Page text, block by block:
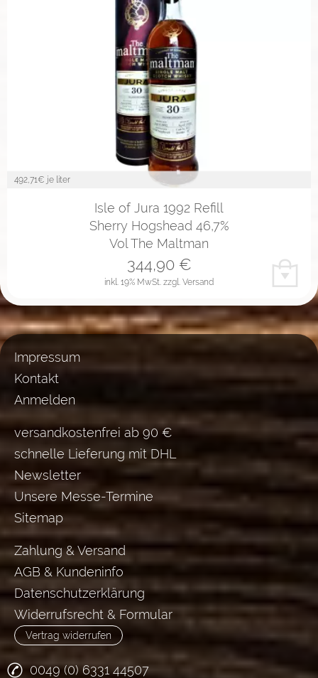
492,71€ je liter
Isle of Jura 1992 Refill
Sherry Hogshead 46,7%
Vol The Maltman
inkl. 19% MwSt. zzgl. Versand
344,90€
Impressum
Kontakt
Anmelden
versandkostenfrei ab 90 €
schnelle Lieferung mit DHL
Newsletter
Unsere Messe-Termine
Sitemap
Zahlung & Versand
AGB & Kundeninfo
Datenschutzerklärung
Widerrufsrecht & Formular
Vertrag widerrufen
0049 (0) 6331 44507